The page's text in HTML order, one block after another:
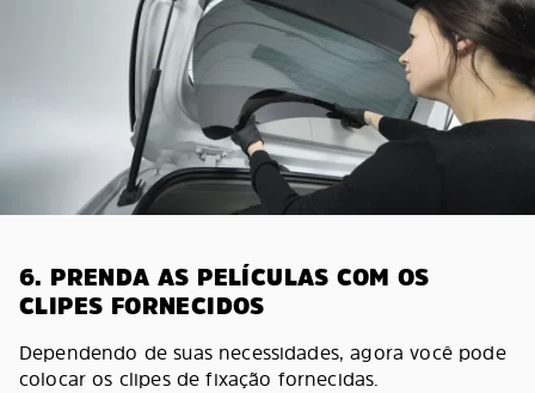
6. PRENDA AS PELÍCULAS COM OS
CLIPES FORNECIDOS
Dependendo de suas necessidades, agora você pode
colocar os clipes de fixação fornecidas.